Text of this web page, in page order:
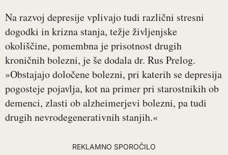
Na razvoj depresije vplivajo tudi različni stresni
dogodki in krizna stanja, težje življenjske
okoliščine, pomembna je prisotnost drugih
kroničnih bolezni, je še dodala dr. Rus Prelog.
»Obstajajo določene bolezni, pri katerih se depresija
pogosteje pojavlja, kot na primer pri starostnikih ob
demenci, zlasti ob alzheimerjevi bolezni, pa tudi
drugih nevrodegenerativnih stanjih.«
REKLAMNO SPOROČILO